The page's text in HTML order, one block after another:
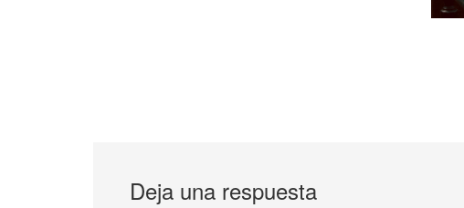
Deja una respuesta